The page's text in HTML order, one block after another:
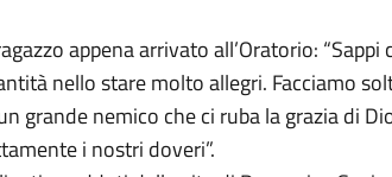
appena arrivato all’Oratorio: “Sappi
nello stare molto allegri. Facciamo
grande nemico che ci ruba la grazia di
i nostri doveri”.